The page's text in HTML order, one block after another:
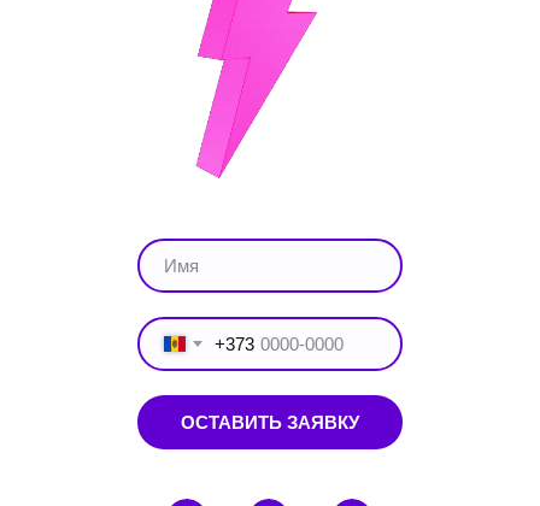
+373
ОСТАВИТЬ ЗАЯВКУ
ОСТАВИТЬ ЗАЯВКУ